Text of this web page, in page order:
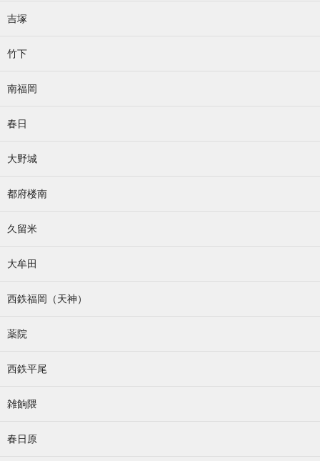
吉塚
竹下
南福岡
春日
大野城
都府楼南
久留米
大牟田
西鉄福岡（天神）
薬院
西鉄平尾
雑餉隈
春日原